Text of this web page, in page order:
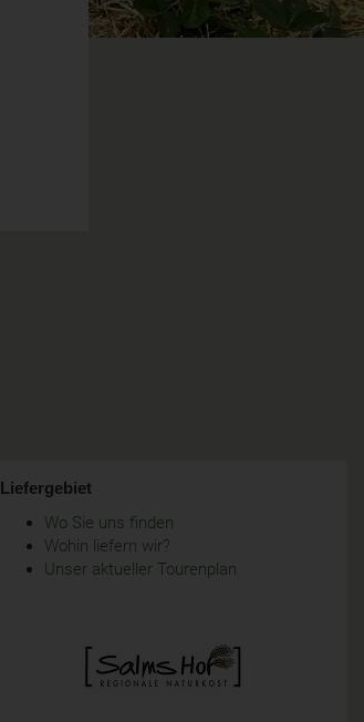
Liefergebiet
Wo Sie uns finden
Wohin liefern wir?
Unser aktueller Tourenplan